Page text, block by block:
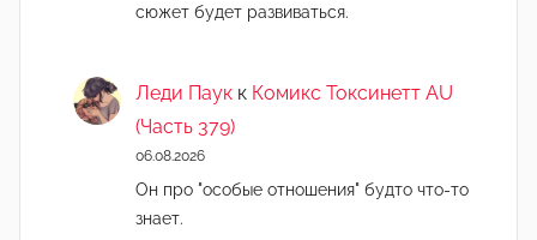
сюжет будет развиваться.
Леди Паук к Комикс Токсинетт AU
(Часть 379)
06.08.2026
Он про "особые отношения" будто что-то
знает.